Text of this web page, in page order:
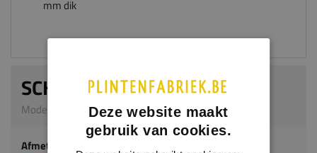
SCHANSPLINTNEUT
Afmeting
Dikte x breedte x hoogte in millimeters
Deze website maakt
gebruik van cookies.